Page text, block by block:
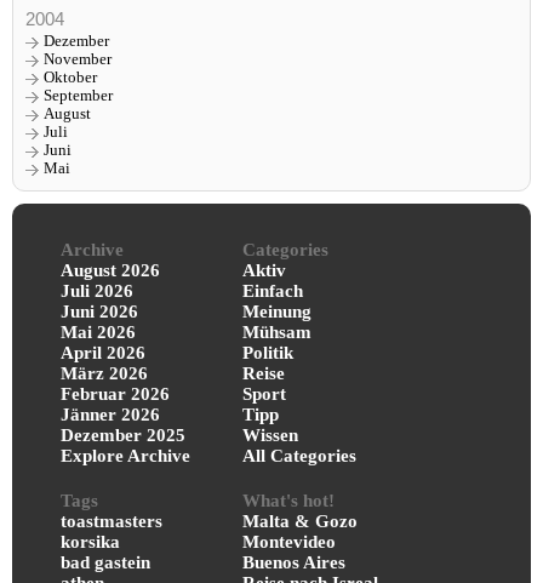
2004
Dezember
November
Oktober
September
August
Juli
Juni
Mai
Archive
August 2026
Juli 2026
Juni 2026
Mai 2026
April 2026
März 2026
Februar 2026
Jänner 2026
Dezember 2025
Explore Archive
Categories
Aktiv
Einfach
Meinung
Mühsam
Politik
Reise
Sport
Tipp
Wissen
All Categories
Tags
toastmasters
korsika
bad gastein
What's hot!
Malta & Gozo
Montevideo
Buenos Aires